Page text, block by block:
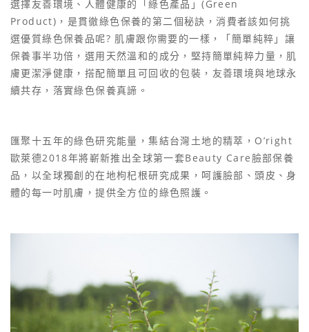
選擇友善環境、人體健康的「綠色產品」(Green
Product)，是貫徹綠色保養的第二個秘訣，消費者該如何挑
選優質綠色保養品呢? 肌膚跟你需要的一樣，「簡單純粹」讓
保養事半功倍，選用天然溫和的成分，堅持簡單純粹力量，肌
膚更潔淨健康，搭配簡單且可回收的包裝，友善環境與地球永
續共存，落實綠色保養真諦。
匯聚十五年的綠色研究能量，集結台灣土地的精萃，O’right
歐萊德2018年將嶄新推出全球第一套Beauty Care臉部保養
品，以全球獨創的在地枸杞根研究成果，呵護臉部、頭皮、身
體的每一吋肌膚，提供全方位的綠色照護。